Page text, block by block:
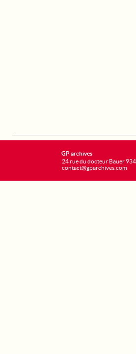
GP archives
24 rue du docteur Bauer
contact@gparchives.com